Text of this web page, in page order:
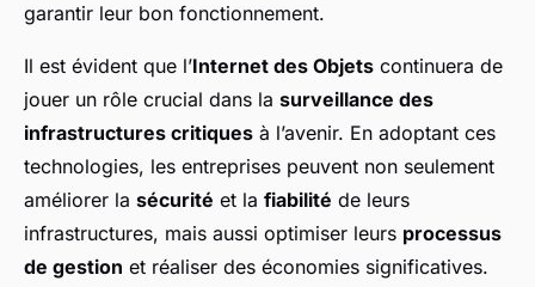
garantir leur bon fonctionnement.
Il est évident que l’Internet des Objets continuera de
jouer un rôle crucial dans la surveillance des
infrastructures critiques à l’avenir. En adoptant ces
technologies, les entreprises peuvent non seulement
améliorer la sécurité et la fiabilité de leurs
infrastructures, mais aussi optimiser leurs processus
de gestion et réaliser des économies significatives.